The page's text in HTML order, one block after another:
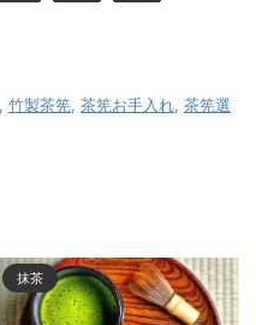
竹製茶筅 茶筅お手入れ 茶筅選
抹茶